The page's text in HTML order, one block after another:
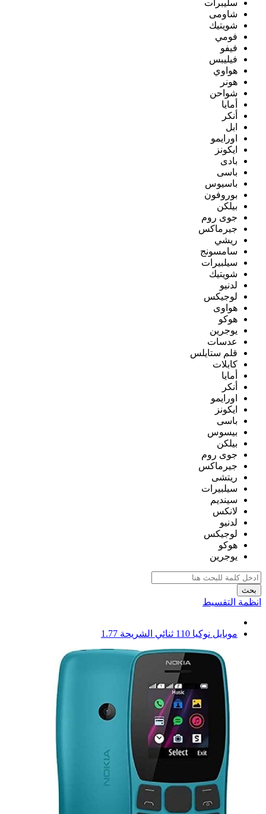
سليبرات
شاومى
شويتيك
فومي
فيفو
فيليبس
هواوي
هونر
شواحن
أمايا
أنكر
ابل
اورايمو
ايكونز
بادى
باسى
باسيوس
بوروفون
بيلكن
جوى روم
جيرماكس
ريشي
سامسونج
سيلبيرات
شويتيك
لدنيو
لوجيكس
هواوى
هوكو
يوجرين
عدسات
قلم ستايلس
كابلات
أمايا
أنكر
اورايمو
ايكونز
باسى
بيسوس
بيلكن
جوى روم
جيرماكس
ريتشى
سيلبيرات
سينديم
لانكس
لدنيو
لوجيكس
هوكو
يوجرين
بحث
انظمة التقسيط
موبايل نوكيا 110 ثنائي الشريحة 1.77